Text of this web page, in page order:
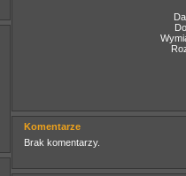
Komentarze
Brak komentarzy.